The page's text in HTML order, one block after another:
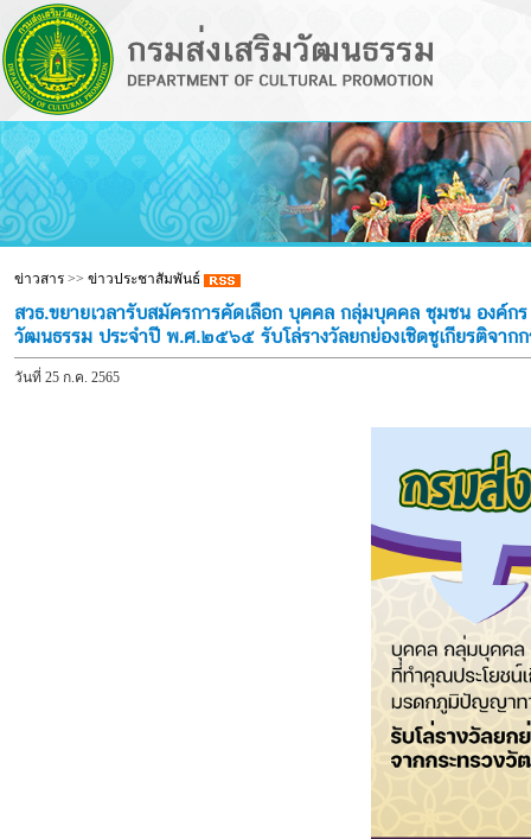
ข่าวสาร>> ข่าวประชาสัมพันธ์
สวธ.ขยายเวลารับสมัครการคัดเลือก บุคคล กลุ่มบุคคล ชุมชน องค์
วัฒนธรรม ประจำปี พ.ศ.๒๕๖๕ รับโล่รางวัลยกย่องเชิดชูเกียรติจาก
วันที่ 25 ก.ค. 2565